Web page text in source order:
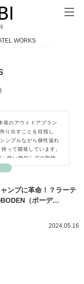
WORKS
発のアウトドアブラン
り出すことを目指し
ンプルながら個性溢れ
って開発しています。
怖い物知らずの動物
ックに登録されてい
て魅力的な製品を開
ンプに革命！？ラーテ
（ボーデ…
2024.05.16